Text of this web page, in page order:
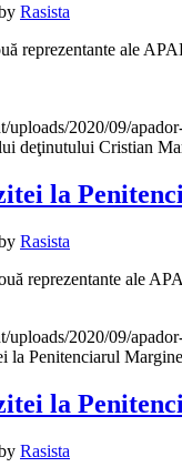
Rasista
reprezentante ale
uploads/2020/09/
deţinutului Cristian
la
Rasista
reprezentante ale
uploads/2020/09/
la Penitenciarul
la
Rasista